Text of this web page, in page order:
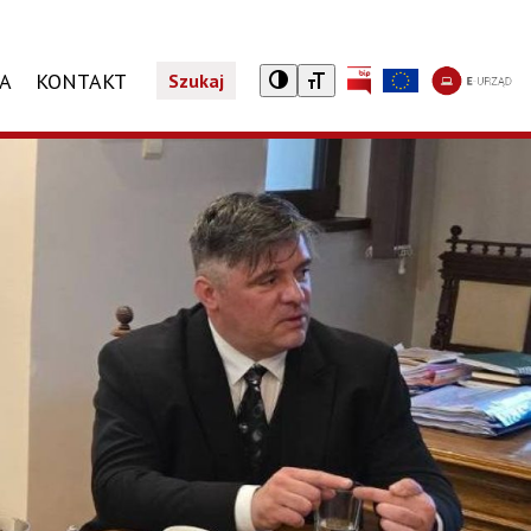
Szukaj
JEDNOSTKI ORGANIZACYJNE
Wykaz jednostek organizacyjnych
przemocą domową
PROGRAMY SPOŁECZNE
Żyrardowska Karta Mieszkańca
Karta Dużej Rodziny
Karta Seniora
Dotacja do leków
ZAŁATW SPRAWĘ
Załatwianie spraw w Urzędzie
TURYSTYCZNY NIEZBĘDNIK
Zwiedzaj Żyrardów z aplikacją Warsawpolis Guide
Centrum Informacji Turystycznej i Kulturalnej
REJESTR DZIAŁALNOŚCI REGULOWANEJ
KONTAKT